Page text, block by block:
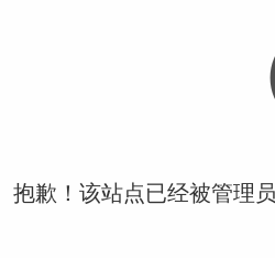
抱歉！该站点已经被管理